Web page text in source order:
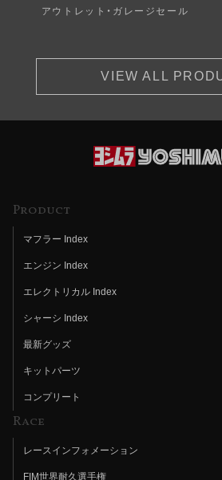
アウトレット・ガレージセール
VIEW ALL
Product
マフラー Index
エンジン Index
エレクトリカル Index
シャーシ Index
最新グッズ
キットパーツ
コンプリート
Race
レースインフォメーション
FIM世界耐久選手権